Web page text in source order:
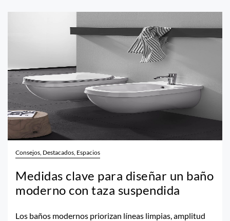
Consejos, Destacados, Espacios
Medidas clave para diseñar un baño
moderno con taza suspendida
Los baños modernos priorizan líneas limpias, amplitud